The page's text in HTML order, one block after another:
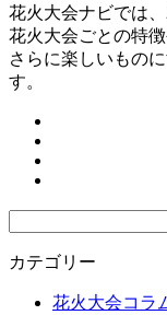
花火大会ナビでは
花火大会ごとの特
さらに楽しいもの
す。
カテゴリー
花火大会コラ